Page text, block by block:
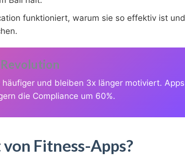
funktioniert, warum sie so effektiv ist und
und bleiben 3x länger motiviert. Apps
die Compliance um 60%.
Fitness-Apps?